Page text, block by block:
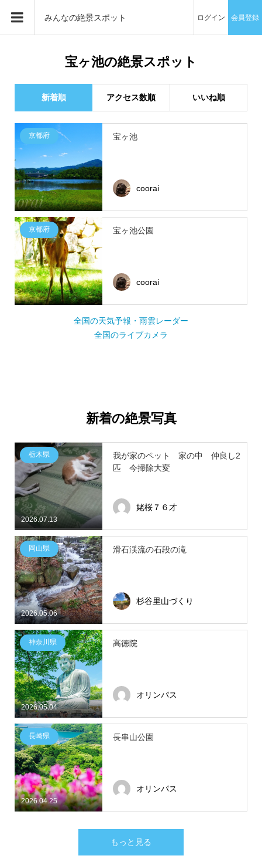
みんなの絶景スポット ログイン 会員登録
宝ヶ池の絶景スポット
新着順 アクセス数順 いいね順
京都府 宝ヶ池
coorai
京都府 宝ヶ池公園
coorai
全国の天気予報・雨雲レーダー
全国のライブカメラ
新着の絶景写真
2026.07.13
栃木県
我が家のペット 家の中 仲良し2
匹 今掃除大変
姥桜７６才
2026.05.06
岡山県 滑石渓流の石段の滝
杉谷里山づくり
2026.05.04
神奈川県 高徳院
オリンパス
2026.04.25
長崎県 長串山公園
オリンパス
もっと見る